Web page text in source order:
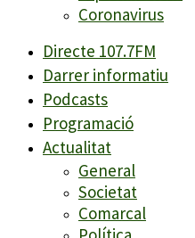
Coronavirus
Directe 107.7FM
Darrer informatiu
Podcasts
Programació
Actualitat
General
Societat
Comarcal